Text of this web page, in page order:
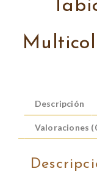
Descripción
Valoraciones